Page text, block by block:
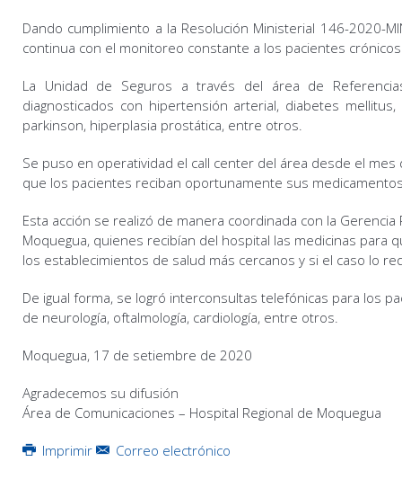
Dando cumplimiento a la Resolución Ministerial 146-2020-
continua con el monitoreo constante a los pacientes
La Unidad de Seguros a través del área de
diagnosticados con hipertensión arterial, diabetes
parkinson, hiperplasia prostática, entre otros.
Se puso en operatividad el call center del área desde el mes
que los pacientes reciban oportunamente sus
Esta acción se realizó de manera coordinada con la Gerencia
Moquegua, quienes recibían del hospital las medicinas para
los establecimientos de salud más cercanos y si el caso lo
De igual forma, se logró interconsultas telefónicas para los
de neurología, oftalmología, cardiología, entre otros.
Moquegua, 17 de setiembre de 2020
Agradecemos su difusión
Área de Comunicaciones – Hospital Regional de Moquegua
Imprimir Correo electrónico